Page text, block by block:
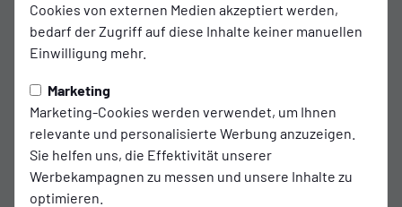
Cookies von externen Medien akzeptiert werden,
bedarf der Zugriff auf diese Inhalte keiner manuellen
Einwilligung mehr.
Marketing
Marketing-Cookies werden verwendet, um Ihnen
relevante und personalisierte Werbung anzuzeigen.
Sie helfen uns, die Effektivität unserer
Werbekampagnen zu messen und unsere Inhalte zu
optimieren.
Ausbildung beim VfL Bochum
Arnold durchlief beim VfL Bochum die komplette
Seniorinnenbereich. Zuletzt stand sie dort für die zweite
Mannschaft in der Landesliga auf dem Platz. Nach der
Saison 2023/24 legte Arnold eine Pause vom Fußball ein.
Jetzt zieht es sie zurück, mit dem klaren Wunsch nach
ambitioniertem Fußball.